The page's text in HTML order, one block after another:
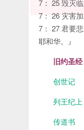
7： 25 毁灭
7： 26 灾害
7： 27 君要
耶和华。』
旧约圣经
创世记
列王纪上
传道书